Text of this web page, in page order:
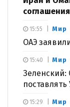
Мир
ОАЭ
15:55
Мир
Зеленский:
15:40
Мир
15:29